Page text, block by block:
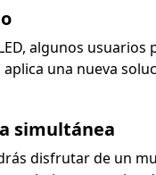
algunos usuarios
una nueva
simultánea
disfrutar de un